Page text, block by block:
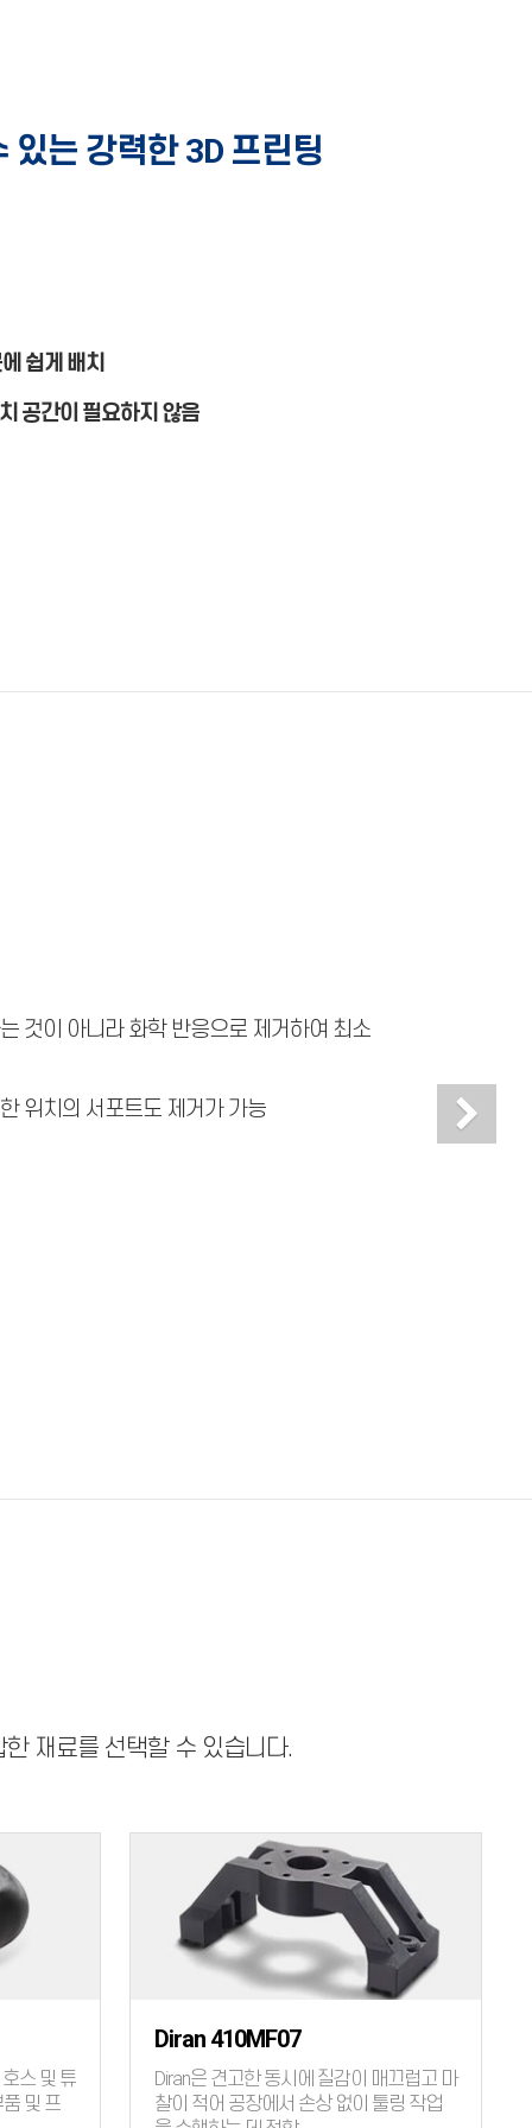
있는 강력한 3D 프린팅
쉽게 배치
공간이 필요하지 않음
것이 아니라 화학 반응으로 제거하여 최소
위치의 서포트도 제거가 가능
재료를 선택할 수 있습니다.
스 및 튜
및 프
Diran 410MF07
Diran은 견고한 동시에 질감이 매끄럽고 마
찰이 적어 공장에서 손상 없이 툴링 작업